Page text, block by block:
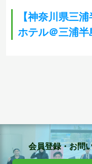
【神奈川県三
ホテル＠三浦半
会員登録・お問